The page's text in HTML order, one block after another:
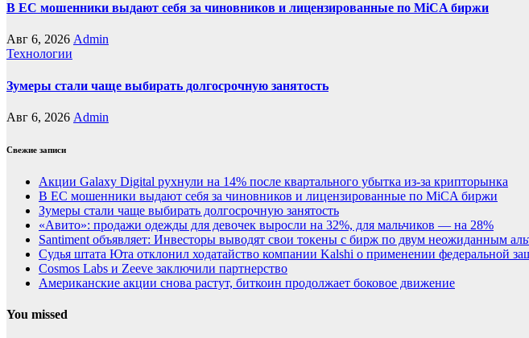
В ЕС мошенники выдают себя за чиновников и лицензированные по MiCA биржи
Авг 6, 2026 Admin
Технологии
Зумеры стали чаще выбирать долгосрочную занятость
Авг 6, 2026 Admin
Свежие записи
Акции Galaxy Digital рухнули на 14% после квартального убытка из-за крипторынка
В ЕС мошенники выдают себя за чиновников и лицензированные по MiCA биржи
Зумеры стали чаще выбирать долгосрочную занятость
«Авито»: продажи одежды для девочек выросли на 32%, для мальчиков — на 28%
Santiment объявляет: Инвесторы выводят свои токены с бирж по двум неожиданным
Судья штата Юта отклонил ходатайство компании Kalshi о применении федеральной
Cosmos Labs и Zeeve заключили партнерство
Американские акции снова растут, биткоин продолжает боковое движение
You missed